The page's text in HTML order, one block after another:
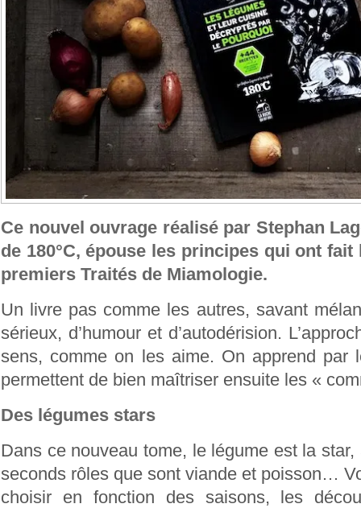
Ce nouvel ouvrage réalisé par Stephan
de 180°C, épouse les principes qui ont
premiers Traités de Miamologie.
Un livre pas comme les autres, savant
sérieux, d’humour et d’autodérision.
sens, comme on les aime. On apprend par
permettent de bien maîtriser ensuite les «
Des légumes stars
Dans ce nouveau tome, le légume est la
seconds rôles que sont viande et poisson…
choisir en fonction des saisons, les